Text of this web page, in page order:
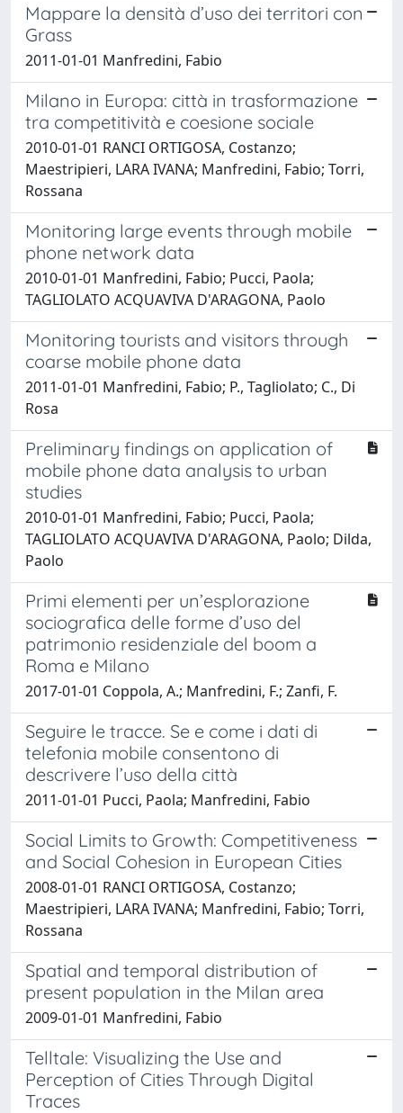
Mappare la densità d’uso dei territori con
Grass
2011-01-01 Manfredini, Fabio
Milano in Europa: città in trasformazione
tra competitività e coesione sociale
2010-01-01 RANCI ORTIGOSA, Costanzo;
Maestripieri, LARA IVANA; Manfredini, Fabio; Torri,
Rossana
Monitoring large events through mobile
phone network data
2010-01-01 Manfredini, Fabio; Pucci, Paola;
TAGLIOLATO ACQUAVIVA D'ARAGONA, Paolo
Monitoring tourists and visitors through
coarse mobile phone data
2011-01-01 Manfredini, Fabio; P., Tagliolato; C., Di
Rosa
Preliminary findings on application of
mobile phone data analysis to urban
studies
2010-01-01 Manfredini, Fabio; Pucci, Paola;
TAGLIOLATO ACQUAVIVA D'ARAGONA, Paolo; Dilda,
Paolo
Primi elementi per un’esplorazione
sociografica delle forme d’uso del
patrimonio residenziale del boom a
Roma e Milano
2017-01-01 Coppola, A.; Manfredini, F.; Zanfi, F.
Seguire le tracce. Se e come i dati di
telefonia mobile consentono di
descrivere l’uso della città
2011-01-01 Pucci, Paola; Manfredini, Fabio
Social Limits to Growth: Competitiveness
and Social Cohesion in European Cities
2008-01-01 RANCI ORTIGOSA, Costanzo;
Maestripieri, LARA IVANA; Manfredini, Fabio; Torri,
Rossana
Spatial and temporal distribution of
present population in the Milan area
2009-01-01 Manfredini, Fabio
Telltale: Visualizing the Use and
Perception of Cities Through Digital
Traces